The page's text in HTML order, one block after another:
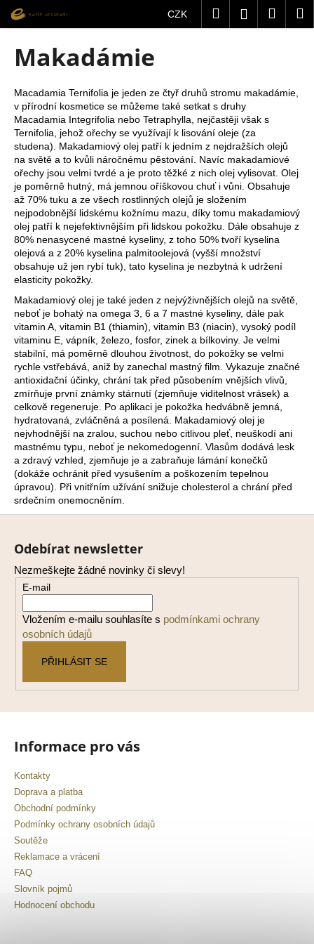
obsah
CZK HledatPřihlášení
Makadámie
Macadamia Ternifolia je jeden ze čtyř druhů stromu makadámie,
v přírodní kosmetice se můžeme také setkat s druhy
Macadamia Integrifolia nebo Tetraphylla, nejčastěji však s
Ternifolia, jehož ořechy se využívají k lisování oleje (za
studena). Makadamiový olej patří k jedním z nejdražších olejů
na světě a to kvůli náročnému pěstování. Navíc makadamiové
ořechy jsou velmi tvrdé a je proto těžké z nich olej vylisovat. Olej
je poměrně hutný, má jemnou oříškovou chuť i vůni. Obsahuje
až 70% tuku a ze všech rostlinných olejů je složením
nejpodobnější lidskému kožnímu mazu, díky tomu makadamiový
olej patří k nejefektivnějším při lidskou pokožku. Dále obsahuje z
80% nenasycené mastné kyseliny, z toho 50% tvoří kyselina
olejová a z 20% kyselina palmitoolejová (vyšší množství
obsahuje už jen rybí tuk), tato kyselina je nezbytná k udržení
elasticity pokožky.
Makadamiový olej je také jeden z nejvýživnějších olejů na světě,
neboť je bohatý na omega 3, 6 a 7 mastné kyseliny, dále pak
vitamin A vitamin B1 (thiamin), vitamin B3 (niacin), vysoký podíl
vitaminu E, vápník, železo, fosfor, zinek a bílkoviny. Je velmi
stabilní, má poměrně dlouhou životnost, do pokožky se velmi
rychle vstřebává, aniž by zanechal mastný film. Vykazuje značné
antioxidační účinky, chrání tak před působením vnějších vlivů,
zmírňuje první známky stárnutí (zjemňuje viditelnost vrásek) a
celkově regeneruje. Po aplikaci je pokožka hedvábně jemná,
hydratovaná, zvláčněná a posílená. Makadamiový olej je
nejvhodnější na zralou, suchou nebo citlivou pleť, neuškodí ani
mastnému typu, neboť je nekomedogenní. Vlasům dodává lesk
a zdravý vzhled, zjemňuje je a zabraňuje lámání konečků
(dokáže ochránit před vysušením a poškozením tepelnou
úpravou). Při vnitřním užívání snižuje cholesterol a chrání před
srdečním onemocněním.
o
o
p
o
t
ř
e
b
u
j
e
t
e
n
a
j
í
t
?
HLEDAT
o
p
u
u
m
e
Z
Odebírat newsletter
Nezmeškejte žádné novinky či slevy!
E-mail
Vložením e-mailu souhlasíte s podmínkami ochrany
osobních údajů
PŘIHLÁSIT SE
Informace pro vás
Kontakty
Doprava a platba
Obchodní podmínky
Podmínky ochrany osobních údajů
Soutěže
Reklamace a vrácení
FAQ
Slovník pojmů
Hodnocení obchodu